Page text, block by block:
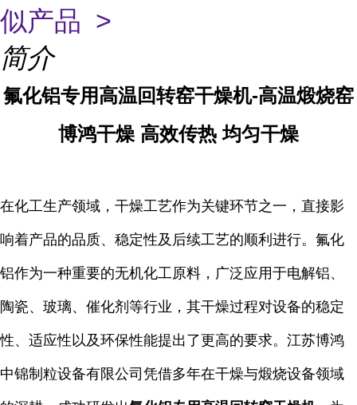
似产品 >
简介
氟化铝专用高温回转窑干燥机-高温煅烧窑
博鸿干燥 高效传热 均匀干燥
在化工生产领域，干燥工艺作为关键环节之一，直接影
响着产品的品质、稳定性及后续工艺的顺利进行。氟化
铝作为一种重要的无机化工原料，广泛应用于电解铝、
陶瓷、玻璃、催化剂等行业，其干燥过程对设备的稳定
性、适应性以及环保性能提出了更高的要求。江苏博鸿
中锦制粒设备有限公司凭借多年在干燥与煅烧设备领域